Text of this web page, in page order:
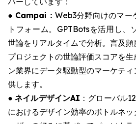
● Campai： Web3分野向けのマー
トフォーム。GPTBotsを活用し、
世論をリアルタイムで分析。言及
プロジェクトの世論評価スコアを
ン業界にデータ駆動型のマーケテ
供します。
●ネイルデザインAI ：グローバル
におけるデザイン効率のボトルネ